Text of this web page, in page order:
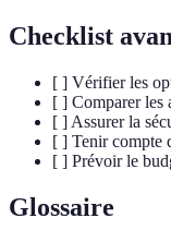
Checklist
[ ] Vérifier les
[ ] Comparer les
[ ] Assurer la
[ ] Tenir compte
[ ] Prévoir le
Glossaire